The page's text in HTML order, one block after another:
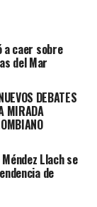
a caer sobre
del Mar
DEBATES
MIRADA
Llach se
de